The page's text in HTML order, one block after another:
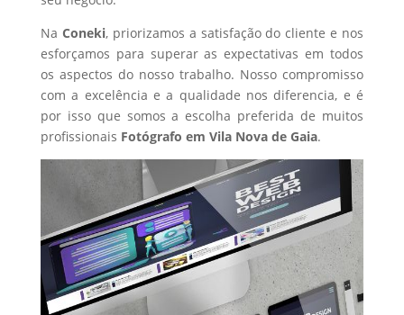
Na Coneki, priorizamos a satisfação do cliente e nos
esforçamos para superar as expectativas em todos
os aspectos do nosso trabalho. Nosso compromisso
com a excelência e a qualidade nos diferencia, e é
por isso que somos a escolha preferida de muitos
profissionais Fotógrafo em Vila Nova de Gaia.